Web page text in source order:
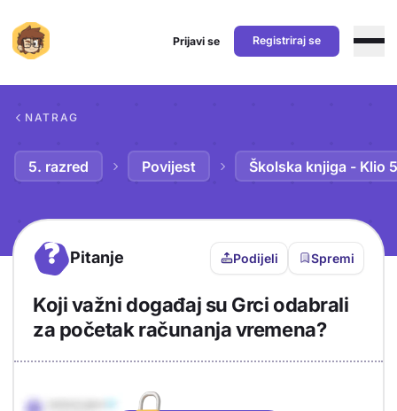
Prijavi se Registriraj se
NATRAG
5. razred Povijest Školska knjiga - Klio 5
? Pitanje Podijeli Spremi
Koji važni događaj su Grci odabrali
za početak računanja vremena?
Odgovor
Objašnjenje